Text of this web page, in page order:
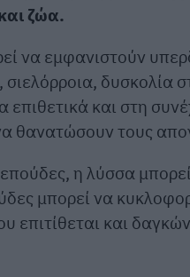
ζώα.
να εμφανιστούν
επιθετικά και στη
θανατώσουν τους
η λύσσα
μπορεί να
επιτίθεται και